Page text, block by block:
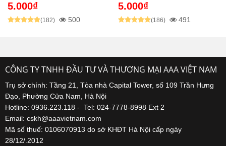
5.000₫
(182) 500
5.000₫
(186) 491
CÔNG TY TNHH ĐẦU TƯ VÀ THƯƠNG MẠI AAA VIỆT NAM
Trụ sở chính: Tầng 21, Tòa nhà Capital Tower, số 109 Trần Hưng
Đạo, Phường Cửa Nam, Hà Nội
Hotline: 0936.223.118 - Tel: 024-7778-8998 Ext 2
Email: cskh@aaavietnam.com
Mã số thuế: 0106070913 do sở KHĐT Hà Nội cấp ngày
28/12/.2012